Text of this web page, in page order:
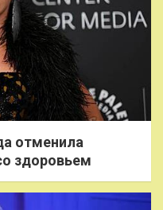
отменила
здоровьем